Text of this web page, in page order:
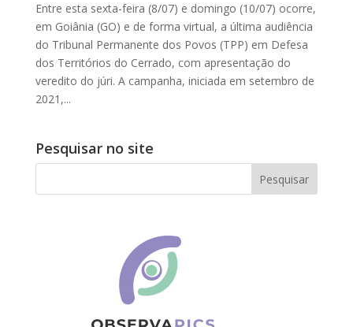
Entre esta sexta-feira (8/07) e domingo (10/07) ocorre,
em Goiânia (GO) e de forma virtual, a última audiência
do Tribunal Permanente dos Povos (TPP) em Defesa
dos Territórios do Cerrado, com apresentação do
veredito do júri. A campanha, iniciada em setembro de
2021,...
Pesquisar no site